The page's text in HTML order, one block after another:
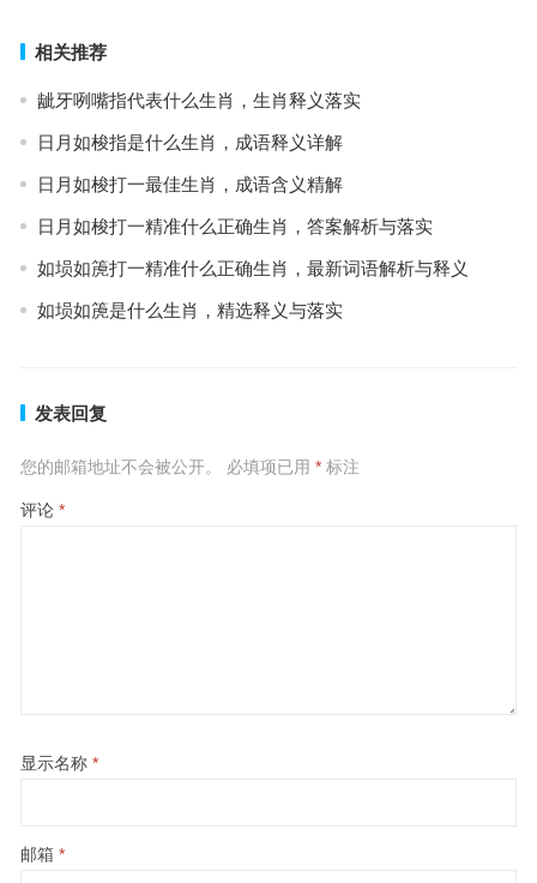
相关推荐
龇牙咧嘴指代表什么生肖，生肖释义落实
日月如梭指是什么生肖，成语释义详解
日月如梭打一最佳生肖，成语含义精解
日月如梭打一精准什么正确生肖，答案解析与落实
如埙如箎打一精准什么正确生肖，最新词语解析与释义
如埙如箎是什么生肖，精选释义与落实
发表回复
您的邮箱地址不会被公开。 必填项已用 *标注
评论 *
显示名称 *
邮箱 *